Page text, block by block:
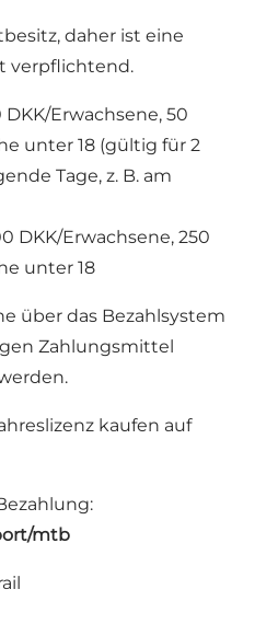
daher ist eine
verpflichtend.
DKK/Erwachsene, 50
unter 18 (gültig für 2
Tage, z. B. am
DKK/Erwachsene, 250
unter 18
über das Bezahlsystem
Zahlungsmittel
kaufen auf
mtb